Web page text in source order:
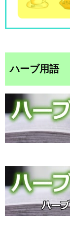
ハーブ用語